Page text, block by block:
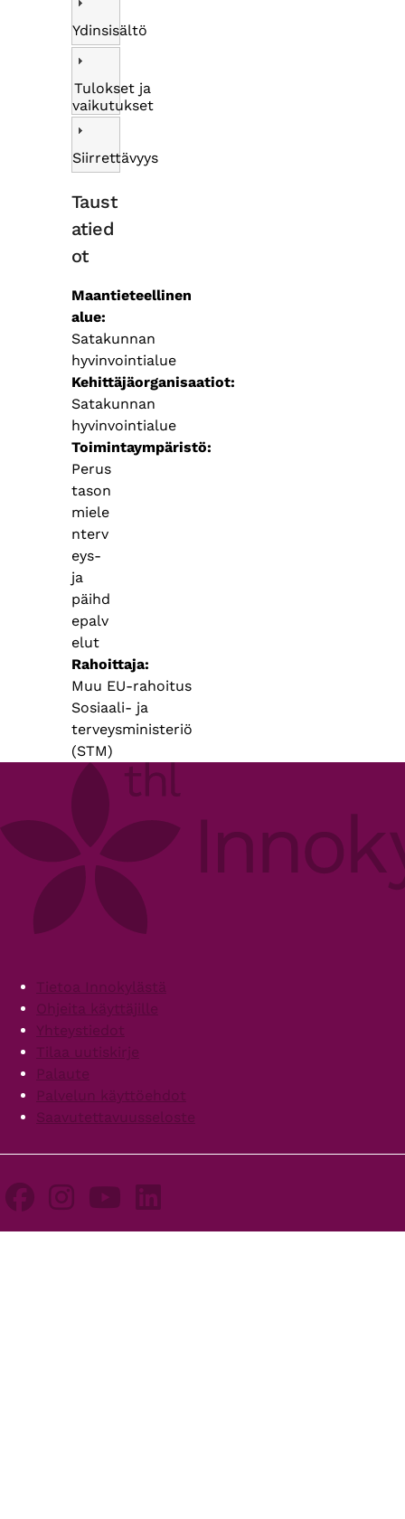
Ydinsisältö
Tulokset ja
vaikutukset
Siirrettävyys
Taust
atied
ot
Maantieteellinen
alue
Satakunnan
hyvinvointialue
Kehittäjäorganisaatiot
Satakunnan
hyvinvointialue
Toimintaympäristö
Perus
tason
miele
nterv
eys-
ja
päihd
epalv
elut
Rahoittaja
Muu EU-rahoitus
Sosiaali- ja
terveysministeriö
(STM)
FooterTietoa Innokylästä
Ohjeita käyttäjille
Yhteystiedot
Tilaa uutiskirje
Palaute
Palvelun käyttöehdot
Saavutettavuusseloste